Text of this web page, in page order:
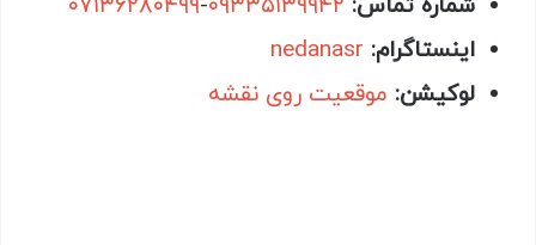
اینستاگرام: nedanasr
لوکیشن: موقعیت روی نقشه